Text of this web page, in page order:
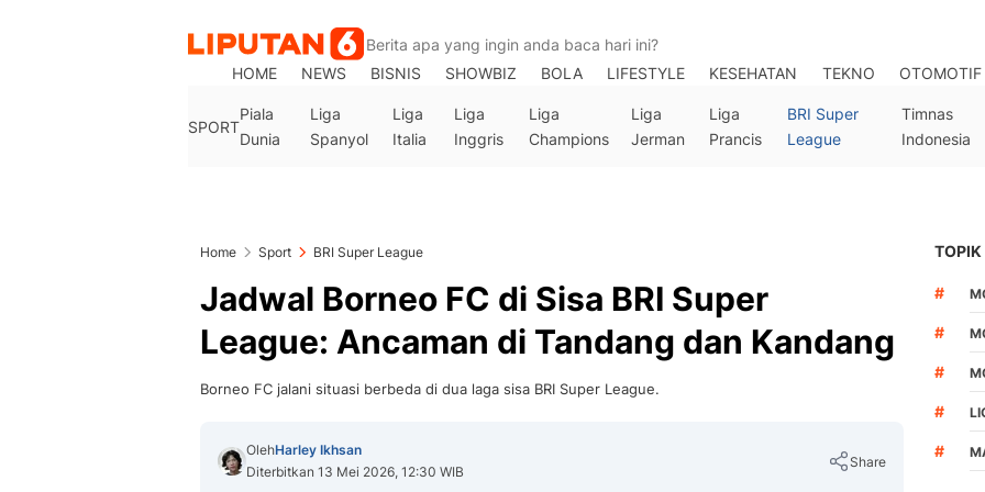
HOME
NEWS BISNIS SHOWBIZ BOLA LIFESTYLE KESEHATAN TEKNO OTOMOTIF
SPORT
Piala
Dunia
Liga
Spanyol
Liga
Italia
Liga
Inggris
Liga
Champions
Liga
Jerman
Liga
Prancis
BRI Super
League
Timnas
Indonesia
Home Sport BRI Super League
Jadwal Borneo FC di Sisa BRI Super
League: Ancaman di Tandang dan Kandang
Borneo FC jalani situasi berbeda di dua laga sisa BRI Super League.
OlehHarley Ikhsan
Diterbitkan 13 Mei 2026, 12:30 WIB
Share
TOPIK
#
#
#
#
#